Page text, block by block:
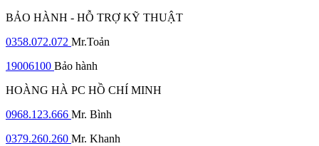
BẢO HÀNH - HỖ TRỢ KỸ THUẬT
0358.072.072 Mr.Toản
19006100 Bảo hành
HOÀNG HÀ PC HỒ CHÍ MINH
0968.123.666 Mr. Bình
0379.260.260 Mr. Khanh